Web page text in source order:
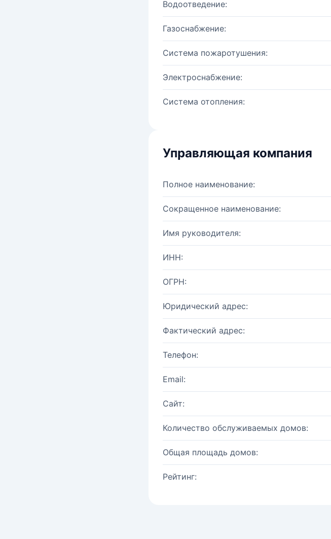
Водоотведение:
Газоснабжение:
Система пожаротушения:
Электроснабжение:
Система отопления:
Управляющая компания
Полное наименование:
Сокращенное наименование:
Имя руководителя:
ИНН:
ОГРН:
Юридический адрес:
Фактический адрес:
Телефон:
Email:
Сайт:
Количество обслуживаемых домов:
Общая площадь домов:
Рейтинг: